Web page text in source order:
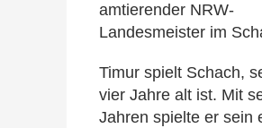
amtierender NRW-
Landesmeister im
Timur spielt Schach,
vier Jahre alt ist. Mit
Jahren spielte er sein